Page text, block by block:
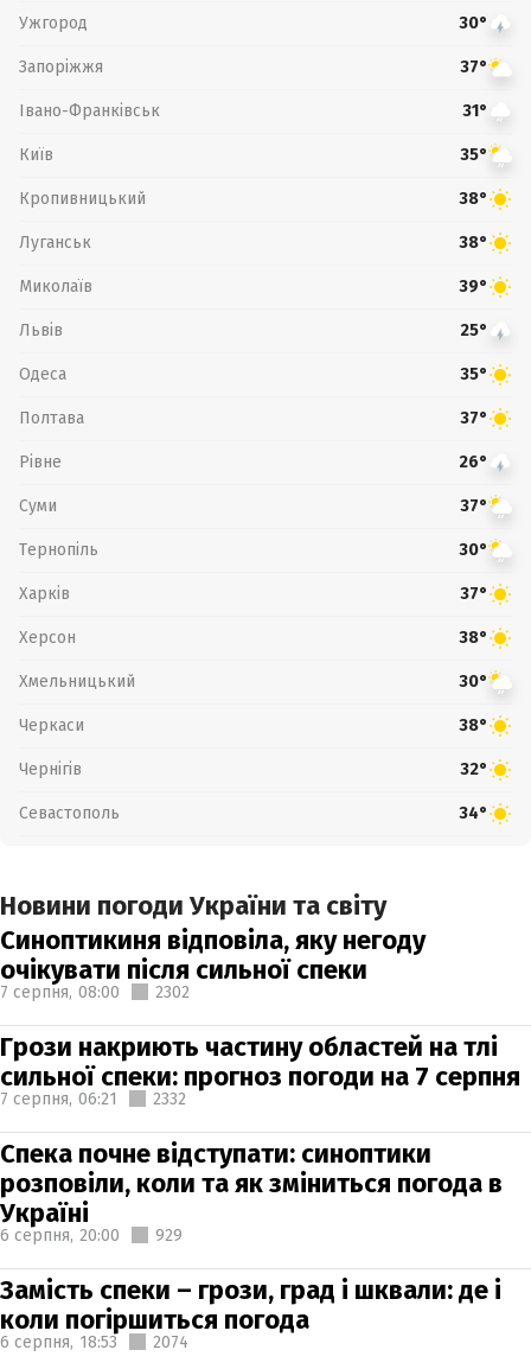
Ужгород 30°
Запоріжжя 37°
Івано-Франківськ 31°
Київ 35°
Кропивницький 38°
Луганськ 38°
Миколаїв 39°
Львів 25°
Одеса 35°
Полтава 37°
Рівне 26°
Суми 37°
Тернопіль 30°
Харків 37°
Херсон 38°
Хмельницький 30°
Черкаси 38°
Чернігів 32°
Севастополь 34°
Новини погоди України та світу
Синоптикиня відповіла, яку негоду
очікувати після сильної спеки
7 серпня, 08:00 2302
Грози накриють частину областей на тлі
сильної спеки: прогноз погоди на 7 серпня
7 серпня, 06:21 2332
Спека почне відступати: синоптики
розповіли, коли та як зміниться погода в
Україні
6 серпня, 20:00 929
Замість спеки – грози, град і шквали: де і
коли погіршиться погода
6 серпня, 18:53 2074